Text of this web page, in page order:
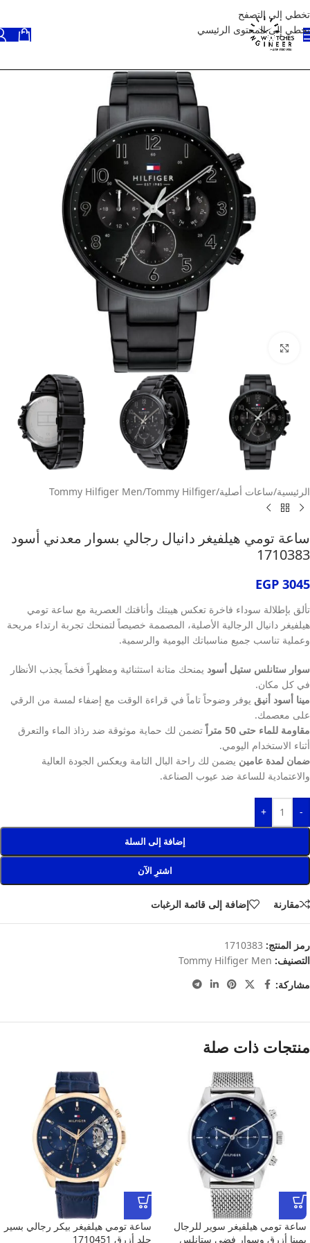
تخطي إلى التصفح
تخطي إلى المحتوى الرئيسي
الرئيسية/ساعات أصلية/
Tommy Hilfiger
/
Tommy Hilfiger Men
ساعة تومي هيلفيغر دانيال رجالي بسوار معدني أسود
1710383
EGP 3045
تألق بإطلالة سوداء فاخرة تعكس هيبتك وأناقتك العصرية مع ساعة تومي
هيلفيغر دانيال الرجالية الأصلية، المصممة خصيصاً لتمنحك تجربة ارتداء مريحة
وعملية تناسب جميع مناسباتك اليومية والرسمية.
سوار ستانلس ستيل أسود يمنحك متانة استثنائية ومظهراً فخماً يجذب الأنظار
في كل مكان.
مينا أسود أنيق يوفر وضوحاً تاماً في قراءة الوقت مع إضفاء لمسة من الرقي
على معصمك.
مقاومة للماء حتى 50 متراً
تضمن لك حماية موثوقة ضد رذاذ الماء والتعرق
أثناء الاستخدام اليومي.
ضمان لمدة عامين يضمن لك راحة البال التامة ويعكس الجودة العالية
والاعتمادية للساعة ضد عيوب الصناعة.
-
+
إضافة إلى السلة
اشترِ الآن
مقارنة إضافة إلى قائمة الرغبات
رمز المنتج: 1710383
التصنيف: Tommy Hilfiger Men
مشاركة:
منتجات ذات صلة
ساعة تومي هيلفيغر سوير للرجال
بمينا أزرق وسوار فضي ستانلس
ساعة تومي هيلفيغر بيكر رجالي بسير
جلد أزرق 1710451